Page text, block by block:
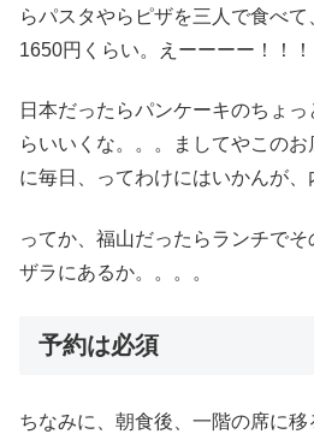
らパスタやらピザを三人で食べて
1650円くらい。えーーーー！！
日本だったらパンケーキのちょっ
らいいくな。。。ましてやこの
に毎日、ってわけにはいかんが、
ってか、福山だったらランチでそ
ザラにあるか。。。。
予約は必須
ちなみに、朝食後、一階の席に